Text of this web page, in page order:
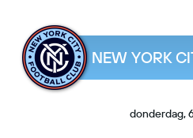
NEW YORK
donderdag,